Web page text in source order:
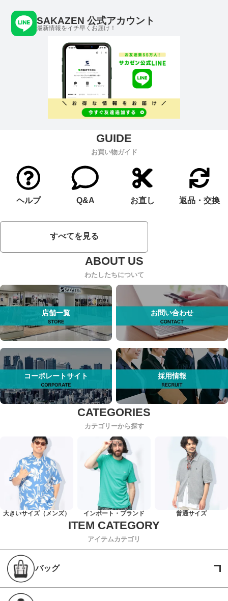
SAKAZEN 公式アカウント
最新情報をイチ早くお届け！
お買い物ガイド
ヘルプ Q&A お直し 返品・交換
すべてを見る
わたしたちについて
店舗一覧 お問い合わせ
コーポレートサイト 採用情報
カテゴリーから探す
大きいサイズ（メンズ） インポート・ブランド 普通サイズ
アイテムカテゴリ
バッグ